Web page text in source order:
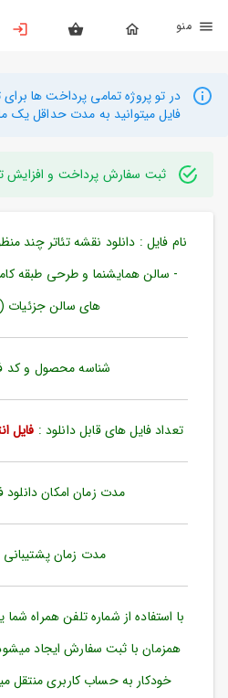
بستن
محصولات
تهیه
راهنما
دانلود
خرید
به
نام
مندی
ها
در تو پروژه تمامی پرداخت ها
فایل میتوانید به مدت حداقل یک ماه 35 فایل را دانلود
ثبت سفارش پرداخت و افزایش
نام فایل : دانلود نقشه تئاتر چند
- سالن همایشنما و طرحی طبقه
های سالن جزئیات
شناسه محصول و کد
تعداد فایل های قابل دانلود : فایل
مدت زمان امکان دانلود
مدت زمان
با استفاده از شماره تلفن همراه
همزمان با ثبت سفارش ایجاد
خودکار به حساب کاربری منتقل